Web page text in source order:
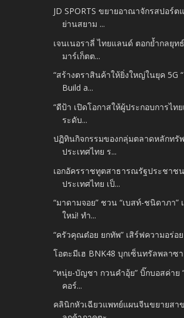
JD SPORTS ขยายอาณาจักรสปอร์ต
ย่านสยาม ...
เจนเนอราลี่ ไทยแลนด์ ตอกย้ำกลยุท
มาร์เก็ตต...
“สร้างตราสินค้าให้ยิ่งใหญ่ในยุค 5G
Build a...
“ดีป้า เปิดโอกาสให้ผู้ประกอบการไท
ระดับ...
ปฏิทินกิจกรรมของกลุ่มตลาดหลักทรั
ประเทศไทย ร...
เอกอัครราชทูตสาธารณรัฐประชาช
ประเทศไทย เป็...
“มาดามจอย” ชวน “เบสท์-ชนิดาภา”
ใหม่! ทำ...
“ครัวคุณต๋อย ยกทัพ” เสิร์ฟความอร่อ
โอตะมีเฮ BNK48 บุกเซ็นทรัลพลาซ
“หนุ่ย-บัญชา กวนคำอุ้ย” บิ๊กบอสค่าย
คอร์...
คลินิกหัวเฉียวแพทย์แผนจีนขยายสา